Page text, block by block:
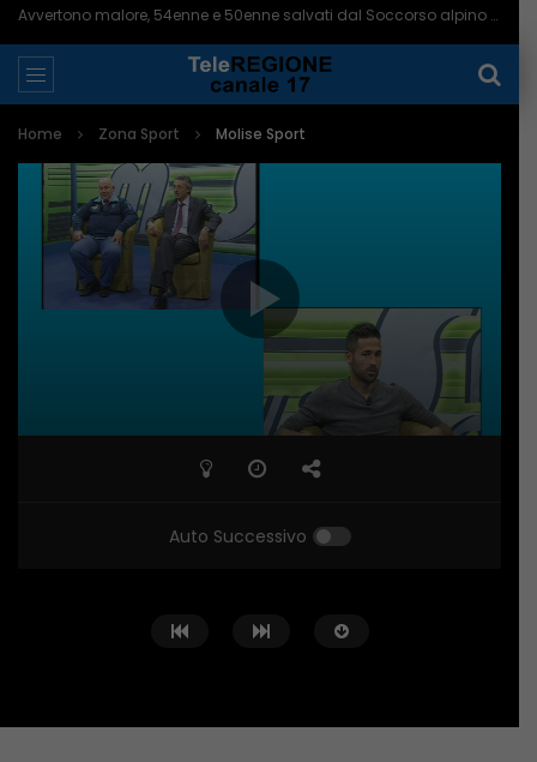
Avvertono malore, 54enne e 50enne salvati dal Soccorso alpino – 09/08/2026
Home Zona Sport Molise Sport
Auto Successivo